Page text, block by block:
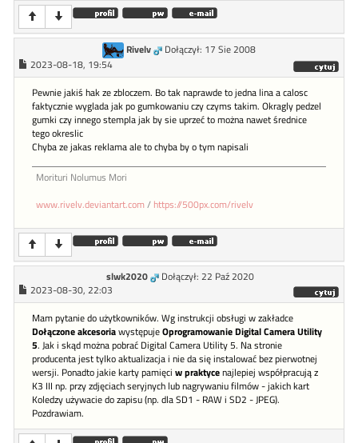
Rivelv
Dołączył: 17 Sie 2008
2023-08-18, 19:54
Pewnie jakiś hak ze zbloczem. Bo tak naprawde to jedna lina a calosc
faktycznie wyglada jak po gumkowaniu czy czyms takim. Okragly pedzel
gumki czy innego stempla jak by sie uprzeć to można nawet średnice
tego okreslic
Chyba ze jakas reklama ale to chyba by o tym napisali
Morituri Nolumus Mori
www.rivelv.deviantart.com/ https://500px.com/rivelv
slwk2020
Dołączył: 22 Paź 2020
2023-08-30, 22:03
Mam pytanie do użytkowników. Wg instrukcji obsługi w zakładce
Dołączone akcesoriawystępujeOprogramowanie Digital Camera Utility
5. Jak i skąd można pobrać Digital Camera Utility 5. Na stronie
producenta jest tylko aktualizacja i nie da się instalować bez pierwotnej
wersji. Ponadto jakie karty pamięci w praktycenajlepiej współpracują z
K3 III np. przy zdjęciach seryjnych lub nagrywaniu filmów - jakich kart
Koledzy używacie do zapisu (np. dla SD1 - RAW i SD2 - JPEG).
Pozdrawiam.